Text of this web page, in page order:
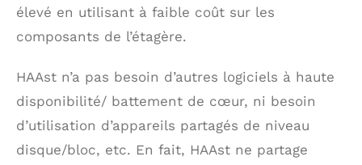
élevé en utilisant à faible coût sur les
composants de l’étagère.
HAAst n’a pas besoin d’autres logiciels à haute
disponibilité/ battement de cœur, ni besoin
d’utilisation d’appareils partagés de niveau
disque/bloc, etc. En fait, HAAst ne partage